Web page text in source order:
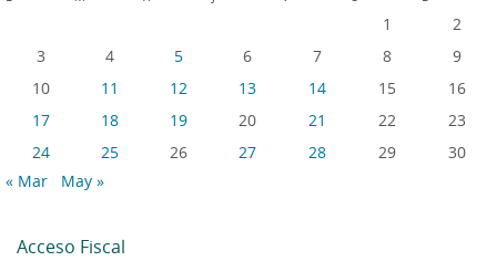
1
2
3
4 5 6 7 8
9
10
11 12 13 14 15
16
17
18 19 20 21 22
23
24
25 26 27 28 29
30
« Mar
May »
Acceso Fiscal